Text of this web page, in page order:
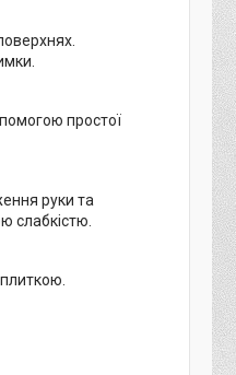
простої
руки та
слабкістю.